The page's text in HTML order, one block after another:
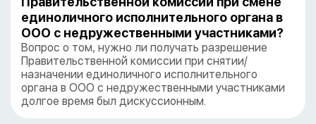
единоличного исполнительного органа в
ООО с недружественными участниками?
Вопрос о том, нужно ли получать разрешение
Правительственной комиссии при снятии/
назначении единоличного исполнительного
органа в ООО с недружественными участниками
долгое время был дискуссионным.